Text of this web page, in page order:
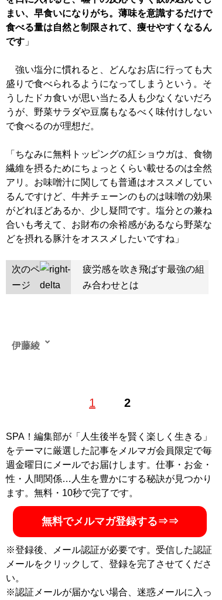
まい、早食いになりがち。薄味を意識するだけで
食べる量は自然と制限されて、痩せやすくなるん
です 」
強い塩分に慣れると、どんなお店に行っても大
盛りで食べられるようになってしまうという。そ
うしたドカ食いが思い当たる人も少なくないだろ
うが、野菜サラダや豆腐もなるべく味付けしない
で食べるのが理想だ。
「ちなみに無料トッピングの紅ショウガは、食物
繊維を摂るためにちょっとくらい載せるのは全然
アリ。お味噌汁に関しても普通はオススメしてい
るんですけど、牛丼チェーンのものは味噌の効果
がどれほどあるか、少し疑問です。塩分との兼ね
合いも考えて、お財布の余裕感があるなら野菜な
どを摂れる豚汁をオススメしたいですね」
次のペ
ージ
疲労感を吹き飛ばす最強の組
み合わせとは
1 2
伊藤綾
イターに。SPA! やサイゾー、キャリコネニュース、マ
いろんな識者のお話をうかがったり、イベントにお邪魔
したりするのが好き。毎月1日どこかで誰かと何かしら
映画を観て飲む集会を開催。X（旧Twitter）：
@tsuitachiii
記事一覧へ
SPA！編集部が「人生後半を賢く楽しく生きる」
をテーマに厳選した記事をメルマガ会員限定で毎
週金曜日にメールでお届けします。仕事・お金・
性・人間関係…人生を豊かにする秘訣が見つかり
ます。無料・10秒で完了です。
無料でメルマガ登録する⇒⇒
※登録後、メール認証が必要です。受信した認証
メールをクリックして、登録を完了させてくださ
い。
※認証メールが届かない場合、迷惑メールに入っ